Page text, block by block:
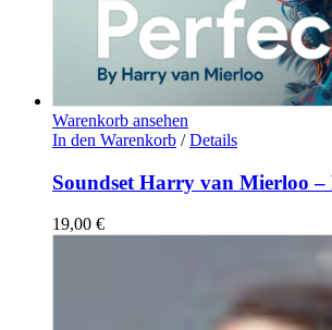
Warenkorb ansehen
In den Warenkorb / Details
Soundset Harry van Mierloo –
19,00 €